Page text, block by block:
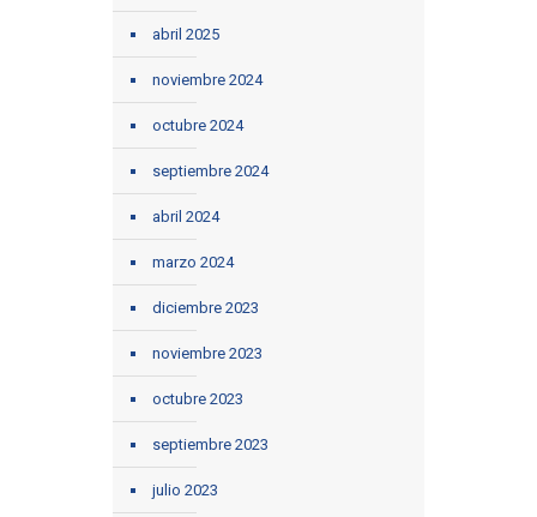
abril 2025
noviembre 2024
octubre 2024
septiembre 2024
abril 2024
marzo 2024
diciembre 2023
noviembre 2023
octubre 2023
septiembre 2023
julio 2023